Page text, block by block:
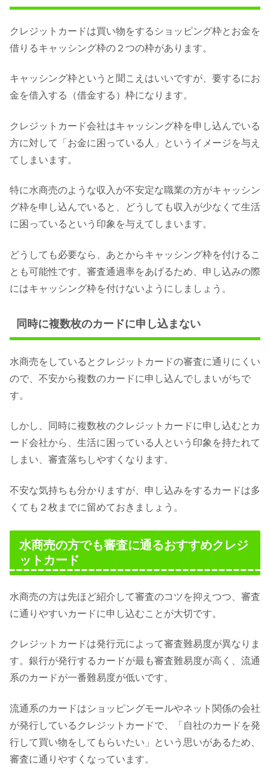
クレジットカードは買い物をするショッピング枠とお金を
借りるキャッシング枠の２つの枠があります。
キャッシング枠というと聞こえはいいですが、要するにお
金を借入する（借金する）枠になります。
クレジットカード会社はキャッシング枠を申し込んでいる
方に対して「お金に困っている人」というイメージを与え
てしまいます。
特に水商売のような収入が不安定な職業の方がキャッシン
グ枠を申し込んでいると、どうしても収入が少なくて生活
に困っているという印象を与えてしまいます。
どうしても必要なら、あとからキャッシング枠を付けるこ
とも可能性です。審査通過率をあげるため、申し込みの際
にはキャッシング枠を付けないようにしましょう。
同時に複数枚のカードに申し込まない
水商売をしているとクレジットカードの審査に通りにくい
ので、不安から複数のカードに申し込んでしまいがちで
す。
しかし、同時に複数枚のクレジットカードに申し込むとカ
ード会社から、生活に困っている人という印象を持たれて
しまい、審査落ちしやすくなります。
不安な気持ちも分かりますが、申し込みをするカードは多
くても２枚までに留めておきましょう。
水商売の方でも審査に通るおすすめクレジ
ットカード
水商売の方は先ほど紹介して審査のコツを抑えつつ、審査
に通りやすいカードに申し込むことが大切です。
クレジットカードは発行元によって審査難易度が異なりま
す。銀行が発行するカードが最も審査難易度が高く、流通
系のカードが一番難易度が低いです。
流通系のカードはショッピングモールやネット関係の会社
が発行しているクレジットカードで、「自社のカードを発
行して買い物をしてもらいたい」という思いがあるため、
審査に通りやすくなっています。